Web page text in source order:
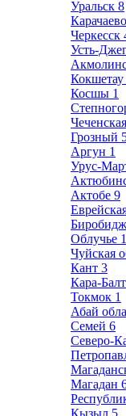
Уральск 8
Черкесск
Усть-
Кокшетау
Косшы 1
Грозный
Аргун 1
Урус-
Актобе 9
Облучье 1
Чуйская
Кант 3
Кара-
Токмок 1
Абай
Семей 6
Северо-
Магадан
Кызыл 5